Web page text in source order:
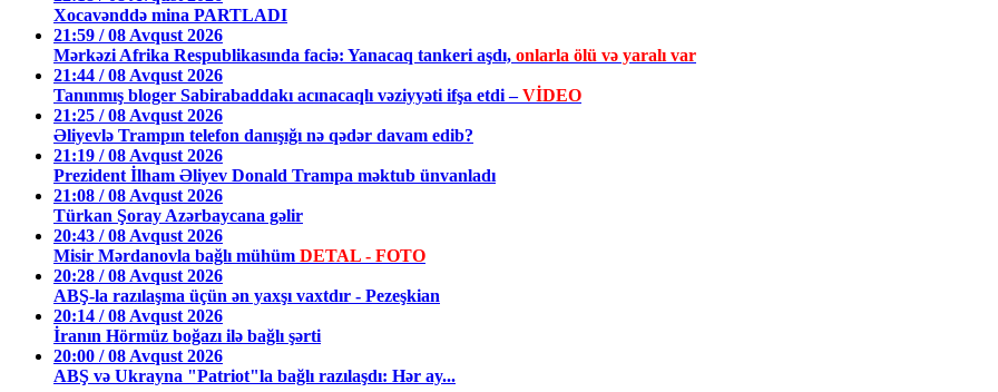
Xocavənddə mina PARTLADI
21:59 / 08 Avqust 2026
Mərkəzi Afrika Respublikasında faciə: Yanacaq tankeri aşdı, onlarla ölü və yaralı var
21:44 / 08 Avqust 2026
Tanınmış bloger Sabirabaddakı acınacaqlı vəziyyəti ifşa etdi –VİDEO
21:25 / 08 Avqust 2026
Əliyevlə Trampın telefon danışığı nə qədər davam edib?
21:19 / 08 Avqust 2026
Prezident İlham Əliyev Donald Trampa məktub ünvanladı
21:08 / 08 Avqust 2026
Türkan Şoray Azərbaycana gəlir
20:43 / 08 Avqust 2026
Misir Mərdanovla bağlı mühüm DETAL - FOTO
20:28 / 08 Avqust 2026
ABŞ-la razılaşma üçün ən yaxşı vaxtdır - Pezeşkian
20:14 / 08 Avqust 2026
İranın Hörmüz boğazı ilə bağlı şərti
20:00 / 08 Avqust 2026
ABŞ və Ukrayna "Patriot"la bağlı razılaşdı: Hər ay...